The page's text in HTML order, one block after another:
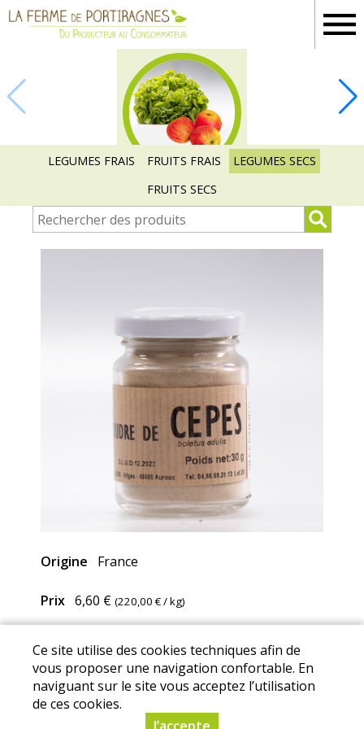
Portiragnes
FRUITS ET
LEGUMES
LEGUMES FRAIS FRUITS FRAIS
LEGUMES SECS
FRUITS SECS
Origine France
Prix 6,60 € (220,00 €/ kg)
Mentions LégalesIConditions Générales de Ventes
Protection des données personnelles
© Copyright 2025 - La Ferme de Portiragnes - Tous droits
Ce site utilise des cookies techniques afin de
vous proposer une navigation confortable. En
naviguant sur le site vous acceptez l’utilisation
de ces cookies.